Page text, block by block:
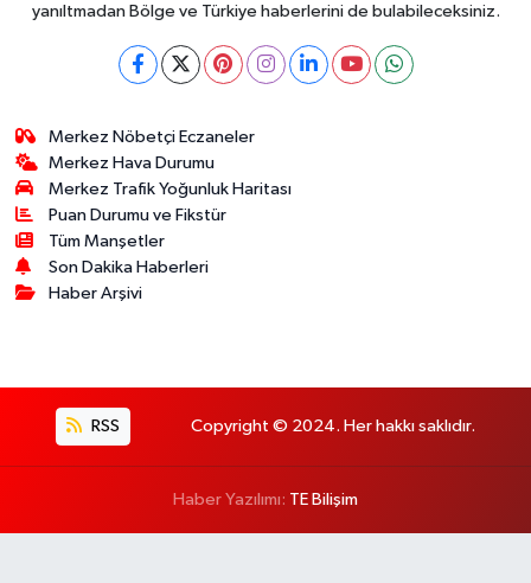
yanıltmadan Bölge ve Türkiye haberlerini de bulabileceksiniz.
Merkez Nöbetçi Eczaneler
Merkez Hava Durumu
Merkez Trafik Yoğunluk Haritası
Puan Durumu ve Fikstür
Tüm Manşetler
Son Dakika Haberleri
Haber Arşivi
RSS Copyright © 2024. Her hakkı saklıdır.
Haber Yazılımı: TE Bilişim